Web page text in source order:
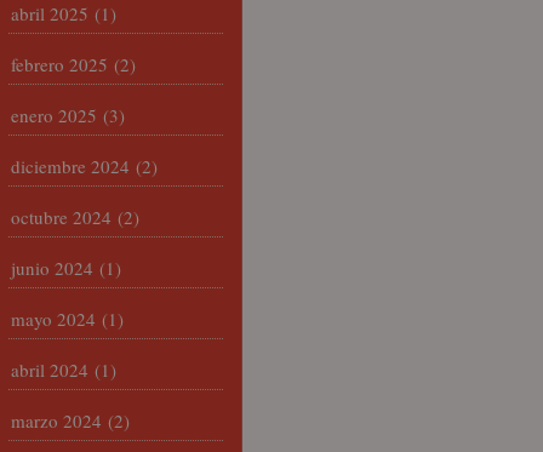
abril 2025 (1)
febrero 2025 (2)
enero 2025 (3)
diciembre 2024 (2)
octubre 2024 (2)
junio 2024 (1)
mayo 2024 (1)
abril 2024 (1)
marzo 2024 (2)